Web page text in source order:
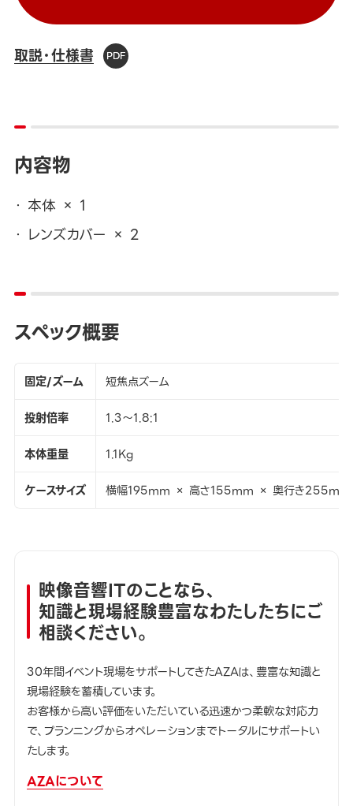
取説・仕様書
内容物
本体 × 1
レンズカバー × 2
スペック概要
固定/ズーム
短焦点ズーム
投射倍率
1.3～1.8:1
本体重量
1.1Kg
ケースサイズ
横幅195mm × 高さ155mm × 奥行き255mm
映像音響ITのことなら、
知識と現場経験豊富なわたしたちにご
相談ください。
30年間イベント現場をサポートしてきたAZAは、豊富な知識と
現場経験を蓄積しています。
お客様から高い評価をいただいている迅速かつ柔軟な対応力
で、プランニングからオペレーションまでトータルにサポートい
たします。
AZAについて